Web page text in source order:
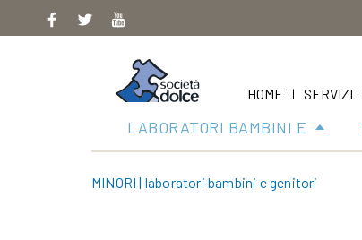
HOME | SERVIZI
LABORATORI BAMBINI E
MINORI| laboratori bambini e genitori